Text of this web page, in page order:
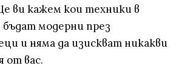
ви кажем кои техники в
модерни през
и няма да изискват никакви
от вас.